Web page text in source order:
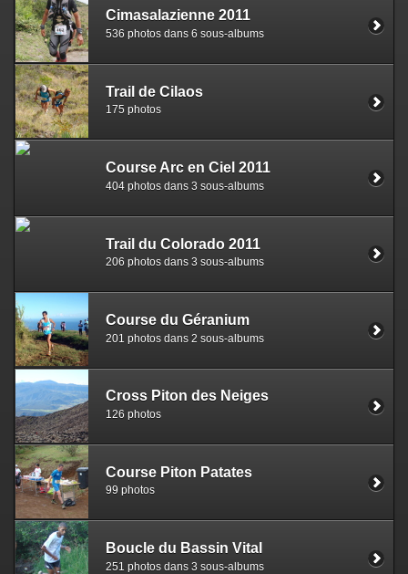
Cimasalazienne 2011
536 photos dans 6 sous-albums
Trail de Cilaos
175 photos
Course Arc en Ciel 2011
404 photos dans 3 sous-albums
Trail du Colorado 2011
206 photos dans 3 sous-albums
Course du Géranium
201 photos dans 2 sous-albums
Cross Piton des Neiges
126 photos
Course Piton Patates
99 photos
Boucle du Bassin Vital
251 photos dans 3 sous-albums